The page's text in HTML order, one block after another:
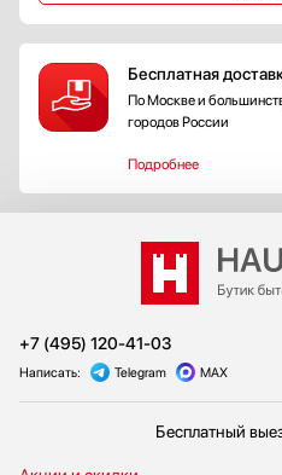
Бесплатная
По Москве и
городов России
Подробнее
+7 (495) 120-41-03
Написать: Telegram MAX
Бесплатный